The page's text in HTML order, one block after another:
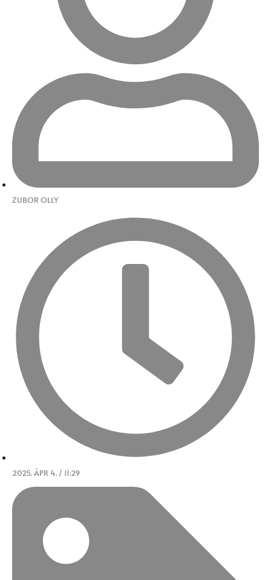
ZUBOR OLLY
2025. ÁPR 4. / 11:29